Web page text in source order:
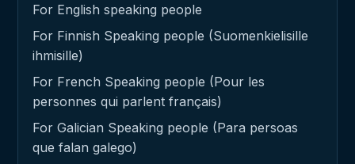
For English speaking people
For Finnish Speaking people (Suomenkielisille
ihmisille)
For French Speaking people (Pour les
personnes qui parlent français)
For Galician Speaking people (Para persoas
que falan galego)